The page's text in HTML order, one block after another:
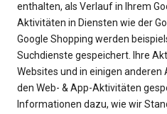
enthalten, als Verlauf in Ihrem
Aktivitäten in Diensten wie der
Google Shopping werden
Suchdienste gespeichert. Ihre
Websites und in einigen anderen
den Web- & App-Aktivitäten
Informationen dazu, wie wir